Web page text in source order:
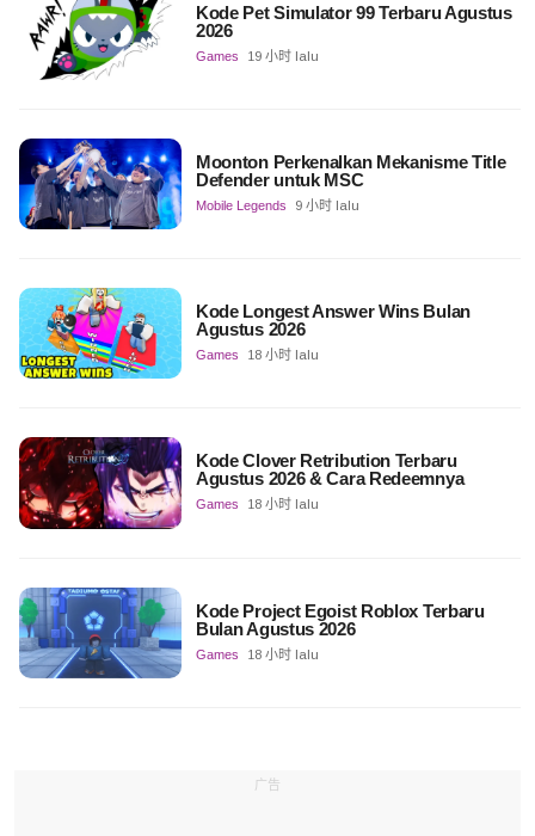
Kode Pet Simulator 99 Terbaru Agustus
2026
Games 19 小时 lalu
Moonton Perkenalkan Mekanisme Title
Defender untuk MSC
Mobile Legends 9 小时 lalu
Kode Longest Answer Wins Bulan
Agustus 2026
Games 18 小时 lalu
Kode Clover Retribution Terbaru
Agustus 2026 & Cara Redeemnya
Games 18 小时 lalu
Kode Project Egoist Roblox Terbaru
Bulan Agustus 2026
Games 18 小时 lalu
广告